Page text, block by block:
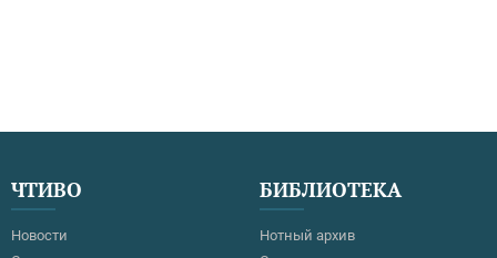
ЧТИВО
Новости
БИБЛИОТЕКА
Нотный архив